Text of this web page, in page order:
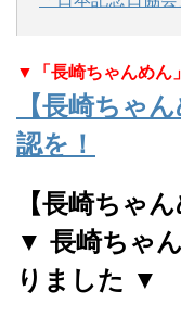
▼「長崎ちゃんめん
【長崎ちゃ
認を！
【長崎ちゃ
▼ 長崎ちゃ
りました ▼